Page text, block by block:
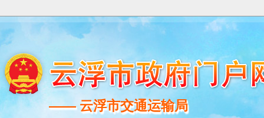
—— 云浮市交通运输局
—— 云浮市交通运输局